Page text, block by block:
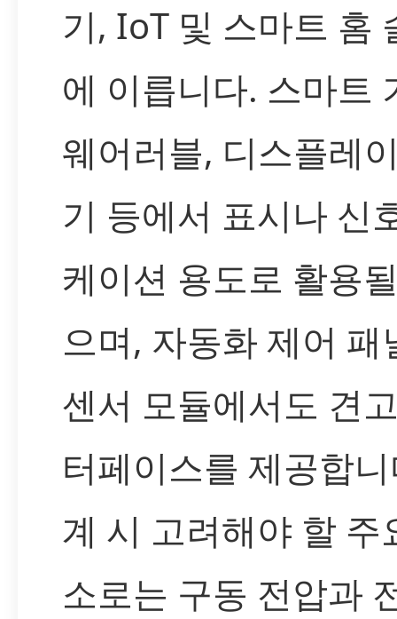
기, IoT 및 스마트 홈
에 이릅니다. 스마트
웨어러블, 디스플레
기 등에서 표시나 신
케이션 용도로 활용
으며, 자동화 제어 패
센서 모듈에서도 견
터페이스를 제공합
계 시 고려해야 할 주
소로는 구동 전압과